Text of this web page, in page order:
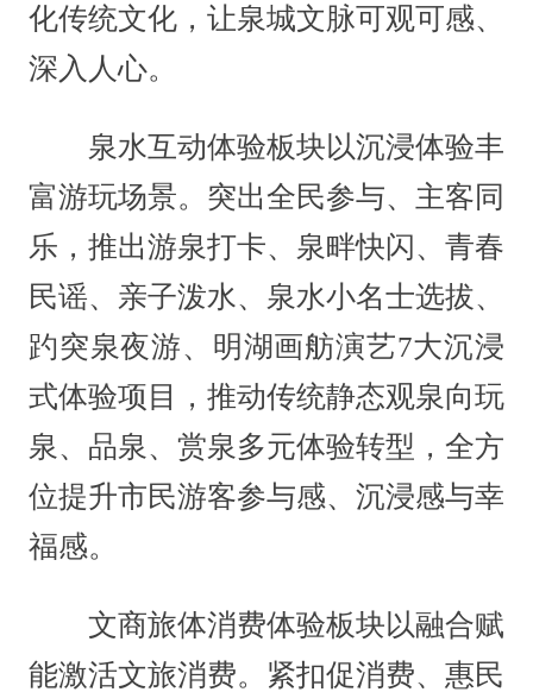
化传统文化，让泉城文脉可观可感、
深入人心。
泉水互动体验板块以沉浸体验丰
富游玩场景。突出全民参与、主客同
乐，推出游泉打卡、泉畔快闪、青春
民谣、亲子泼水、泉水小名士选拔、
趵突泉夜游、明湖画舫演艺7大沉浸
式体验项目，推动传统静态观泉向玩
泉、品泉、赏泉多元体验转型，全方
位提升市民游客参与感、沉浸感与幸
福感。
文商旅体消费体验板块以融合赋
能激活文旅消费。紧扣促消费、惠民